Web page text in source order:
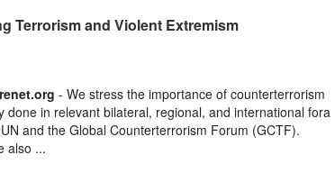
Terrorism and Violent Extremism
- We stress the importance of counterterrorism
done in relevant bilateral, regional, and international fora
and the Global Counterterrorism Forum (GCTF).
also ...